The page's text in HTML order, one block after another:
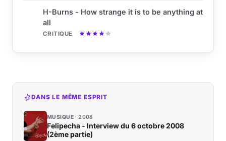
H-Burns - How strange it is to be anything at
all
CRITIQUE
DANS LE MÊME ESPRIT
MUSIQUE 2008
Felipecha - Interview du 6 octobre 2008
(2ème partie)